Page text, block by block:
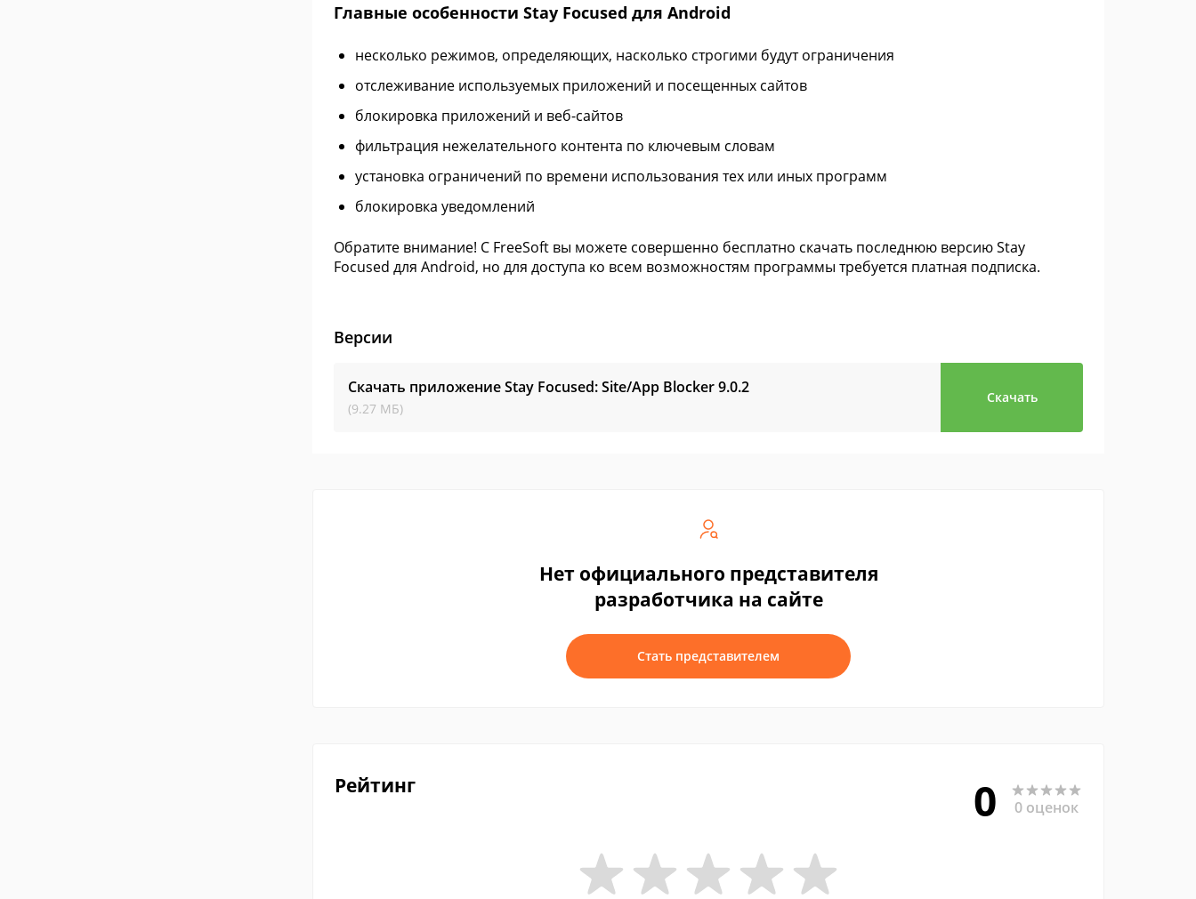
Главные особенности Stay Focused для Android
несколько режимов, определяющих, насколько строгими будут ограничения
отслеживание используемых приложений и посещенных сайтов
блокировка приложений и веб-сайтов
фильтрация нежелательного контента по ключевым словам
установка ограничений по времени использования тех или иных программ
блокировка уведомлений
Обратите внимание! С FreeSoft вы можете совершенно бесплатно скачать последнюю версию Stay
Focused для Android, но для доступа ко всем возможностям программы требуется платная подписка.
Версии
Скачать приложение Stay Focused: Site/App Blocker9.0.2
(9.27 МБ)
Скачать
Нет официального представителя
разработчика на сайте
Стать представителем
Рейтинг 0 0 оценок